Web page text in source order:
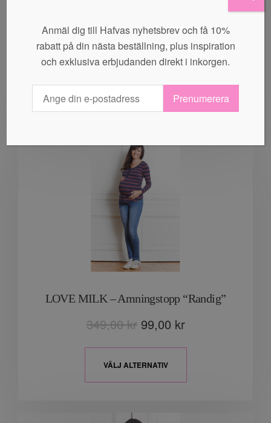
LOVE MILK – Amningstopp “Porslinsvit”
399,00kr 149,00kr
LOVE MILK – Amningstopp “Randig”
349,00kr 99,00 kr
VÄLJ ALTERNATIV
Anmäl dig till Hafvas nyhetsbrev och få 10%
rabatt på din nästa beställning, plus inspiration
och exklusiva erbjudanden direkt i inkorgen.
Prenumerera